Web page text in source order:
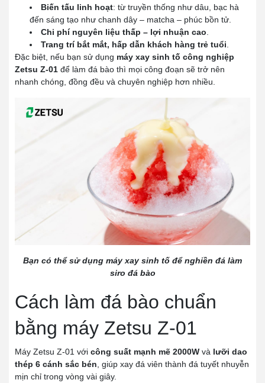
Biến tấu linh hoạt: từ truyền thống như dâu, bạc hà
đến sáng tạo như chanh dây – matcha – phúc bồn tử.
Chi phí nguyên liệu thấp – lợi nhuận cao
Trang trí bắt mắt, hấp dẫn khách hàng trẻ tuổi
Đặc biệt, nếu bạn sử dụng máy xay sinh tố công nghiệp
Zetsu Z-01 để làm đá bào thì mọi công đoạn sẽ trở nên
nhanh chóng, đồng đều và chuyên nghiệp hơn nhiều.
Bạn có thể sử dụng máy xay sinh tố để nghiền đá làm
siro đá bào
Cách làm đá bào chuẩn
bằng máy Zetsu Z-01
Máy Zetsu Z-01 với công suất mạnh mẽ 2000W và lưỡi dao
thép 6 cánh sắc bén , giúp xay đá viên thành đá tuyết nhuyễn
mịn chỉ trong vòng vài giây.